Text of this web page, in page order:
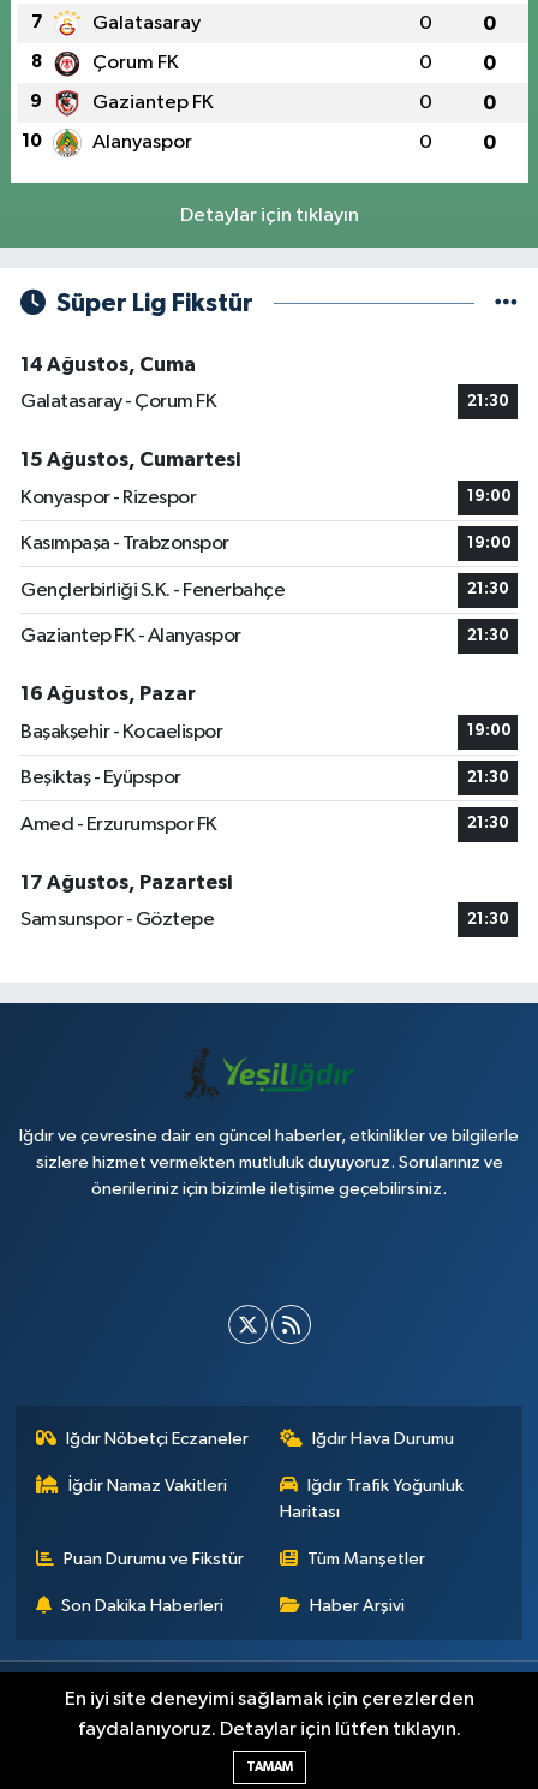
7 Galatasaray 0 0
8 Çorum FK 0 0
9 Gaziantep FK 0 0
10 Alanyaspor 0 0
Detaylar için tıklayın
Süper Lig Fikstür
14 Ağustos, Cuma
Galatasaray - Çorum FK
21:30
15 Ağustos, Cumartesi
Konyaspor - Rizespor
19:00
Kasımpaşa - Trabzonspor 19:00
Gençlerbirliği S.K. - Fenerbahçe 21:30
Gaziantep FK - Alanyaspor 21:30
16 Ağustos, Pazar
Başakşehir - Kocaelispor
19:00
Beşiktaş - Eyüpspor 21:30
Amed - Erzurumspor FK 21:30
17 Ağustos, Pazartesi
Samsunspor - Göztepe
21:30
Iğdır ve çevresine dair en güncel haberler, etkinlikler ve bilgilerle
sizlere hizmet vermekten mutluluk duyuyoruz. Sorularınız ve
önerileriniz için bizimle iletişime geçebilirsiniz.
Iğdır Nöbetçi Eczaneler Iğdır Hava Durumu
İğdir Namaz Vakitleri
Iğdır Trafik Yoğunluk
Haritası
Puan Durumu ve Fikstür Tüm Manşetler
Son Dakika Haberleri Haber Arşivi
Künye İletişim Çerez Politikası Gizlilik ilkeleri
Haber Yazılımı:
En iyi site deneyimi sağlamak için çerezlerden
faydalanıyoruz. Detaylar için lütfen tıklayın.
TAMAM